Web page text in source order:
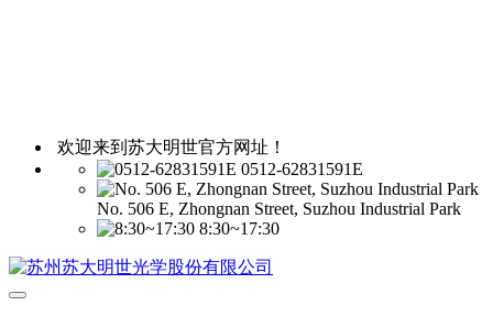
欢迎来到苏大明世官方网址！
0512-62831591E
No. 506 E, Zhongnan Street, Suzhou Industrial Park
8:30~17:30